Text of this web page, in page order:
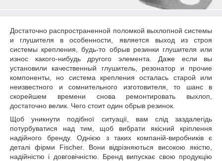
Достаточно распространенной поломкой выхлопной системы
и глушителя в особенности, является выход из строя
системы крепления, будь-то обрыв резинки глушителя или
износ какого-нибудь другого элемента. Даже если вы
установили качественный глушитель, резонатор и прочие
компоненты, но система крепления осталась старой или
неизвестного и сомнительного изготовителя, то шанс в
скорейшем времени снова ремонтировать выхлоп,
достаточно велик. Чего стоит один обрыв резинок.
Щоб уникнути подібної ситуації, вам слід заздалегідь
потурбуватися над тим, щоб вибрати якісний кріплення
надійного бренду. Однією з таких компаній-виробників є
деталі фірми Fischer. Вони відрізняються високою якістю,
надійністю і довговічністю. Бренд випускає свою продукцію